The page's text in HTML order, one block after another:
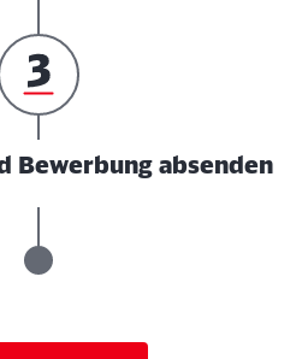
Bewerbung absenden